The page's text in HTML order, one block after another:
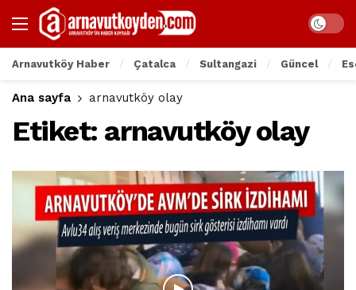
Arnavutköy Haber Çatalca Sultangazi Güncel
Ana sayfa arnavutköy olay
Etiket: arnavutköy olay